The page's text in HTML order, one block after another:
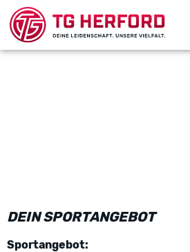
DEIN SPORTANGEBOT
Sportangebot: